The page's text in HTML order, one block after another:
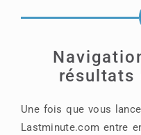
résultats
Une fois que vous
Lastminute.com entre